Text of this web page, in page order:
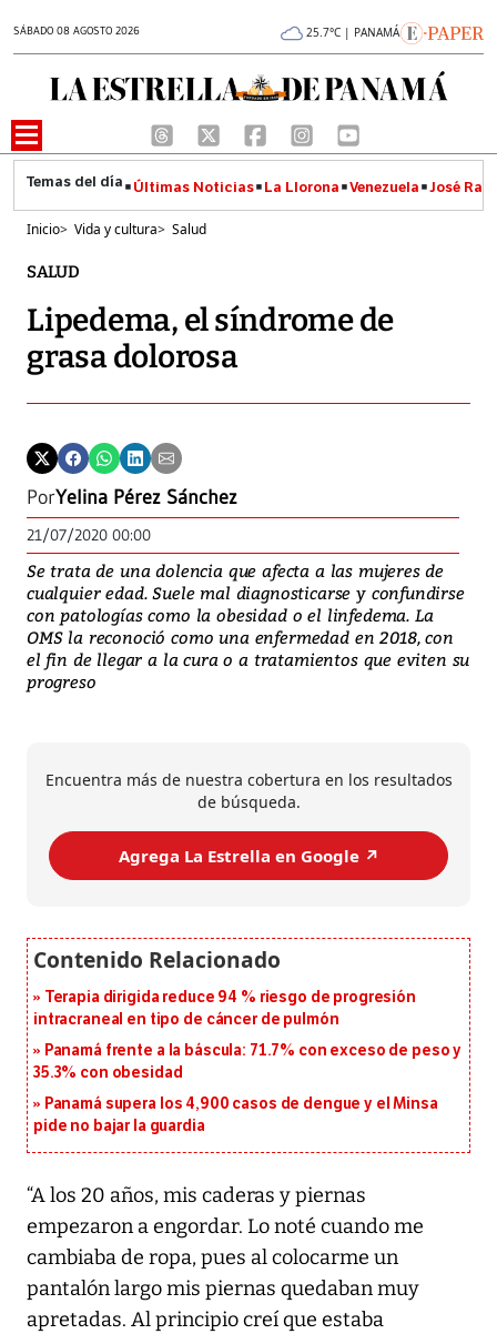
SÁBADO 08 AGOSTO 2026 25.7°C | PANAMÁ
Últimas Noticias La Llorona Venezuela José
Inicio> Vida y cultura> Salud
SALUD
Lipedema, el síndrome de
grasa dolorosa
PorYelina Pérez Sánchez
21/07/2020 00:00
Se trata de una dolencia que afecta a las mujeres de
cualquier edad. Suele mal diagnosticarse y confundirse
con patologías como la obesidad o el linfedema. La
OMS la reconoció como una enfermedad en 2018, con
el fin de llegar a la cura o a tratamientos que eviten su
progreso
Encuentra más de nuestra cobertura en los resultados
de búsqueda.
Agrega La Estrella en Google ↗️
Terapia dirigida reduce 94 % riesgo de progresión
intracraneal en tipo de cáncer de pulmón
Panamá frente a la báscula: 71.7% con exceso de peso y
35.3% con obesidad
Panamá supera los 4,900 casos de dengue y el Minsa
pide no bajar la guardia
“A los 20 años, mis caderas y piernas
empezaron a engordar. Lo noté cuando me
cambiaba de ropa, pues al colocarme un
pantalón largo mis piernas quedaban muy
apretadas. Al principio creí que estaba